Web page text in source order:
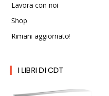
Lavora con noi
Shop
Rimani aggiornato!
I LIBRI DI CDT